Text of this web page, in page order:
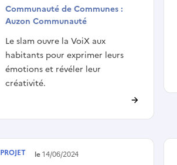
Communauté de Communes :
Auzon Communauté
Le slam ouvre la VoiX aux
habitants pour exprimer leurs
émotions et révéler leur
créativité.
Terminé le14/06/2024
PROJET